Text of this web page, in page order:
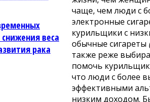
чаще, чем люди с
электронные
курильщики с
обычные сигареты
также реже
помочь
что люди с более
эффективными
низким доходом.
веса
рака